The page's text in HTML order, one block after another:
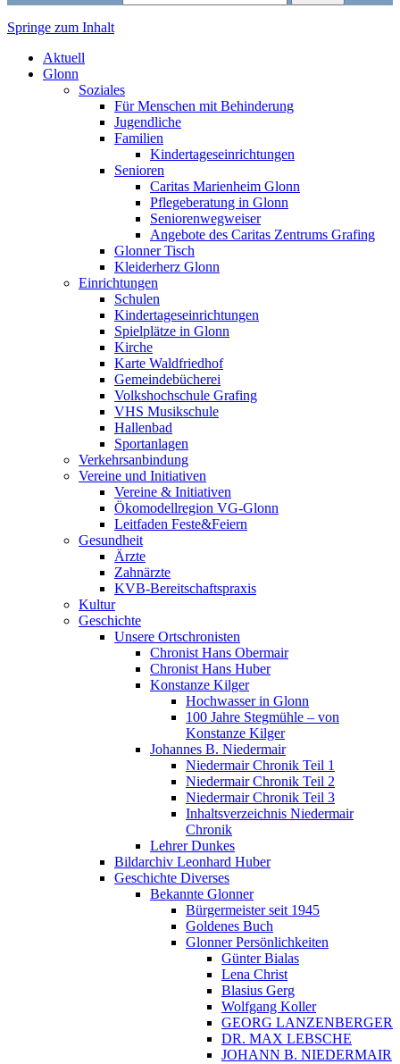
Markt Glonn
Springe zum Inhalt
Aktuell
Glonn
Soziales
Für Menschen mit Behinderung
Jugendliche
Familien
Kindertageseinrichtungen
Senioren
Caritas Marienheim Glonn
Pflegeberatung in Glonn
Seniorenwegweiser
Angebote des Caritas Zentrums Grafing
Glonner Tisch
Kleiderherz Glonn
Einrichtungen
Schulen
Kindertageseinrichtungen
Spielplätze in Glonn
Kirche
Karte Waldfriedhof
Gemeindebücherei
Volkshochschule Grafing
VHS Musikschule
Hallenbad
Sportanlagen
Verkehrsanbindung
Vereine und Initiativen
Vereine & Initiativen
Ökomodellregion VG-Glonn
Leitfaden Feste&Feiern
Gesundheit
Ärzte
Zahnärzte
KVB-Bereitschaftspraxis
Kultur
Geschichte
Unsere Ortschronisten
Chronist Hans Obermair
Chronist Hans Huber
Konstanze Kilger
Hochwasser in Glonn
100 Jahre Stegmühle – von
Konstanze Kilger
Johannes B. Niedermair
Niedermair Chronik Teil 1
Niedermair Chronik Teil 2
Niedermair Chronik Teil 3
Inhaltsverzeichnis Niedermair
Chronik
Lehrer Dunkes
Bildarchiv Leonhard Huber
Geschichte Diverses
Bekannte Glonner
Bürgermeister seit 1945
Goldenes Buch
Glonner Persönlichkeiten
Günter Bialas
Lena Christ
Blasius Gerg
Wolfgang Koller
GEORG LANZENBERGER
DR. MAX LEBSCHE
JOHANN B. NIEDERMAIR